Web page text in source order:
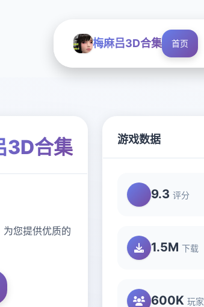
梅麻吕3D合集 首页
3D合集
您提供优质的
游戏数据
9.3 评分
1.5M 下载
600K 玩家